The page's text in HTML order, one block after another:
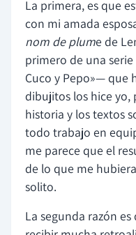
La primera, es que
con mi amada
nom de plume de
primero de una
Cuco y Pepo»— que
dibujitos los hice
historia y los textos
todo trabajo en
me parece que el
de lo que me
solito.
La segunda razón